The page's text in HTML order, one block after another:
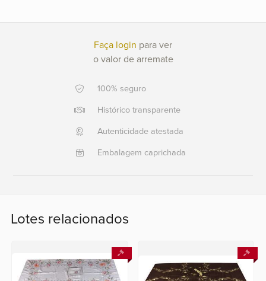
0791
+55
2554
6400
Fale
conosco
Faça login para ver
o valor de arremate
100% seguro
Histórico transparente
Autenticidade atestada
Embalagem caprichada
Lotes relacionados